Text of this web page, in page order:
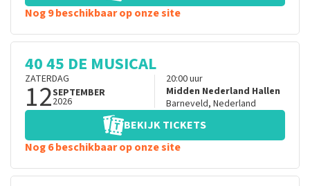
Nog 9 beschikbaar op onze site
40 45 DE MUSICAL
ZATERDAG
12SEPTEMBER
2026
20:00uur
Midden Nederland Hallen
Barneveld, Nederland
BEKIJK TICKETS
Nog 6 beschikbaar op onze site